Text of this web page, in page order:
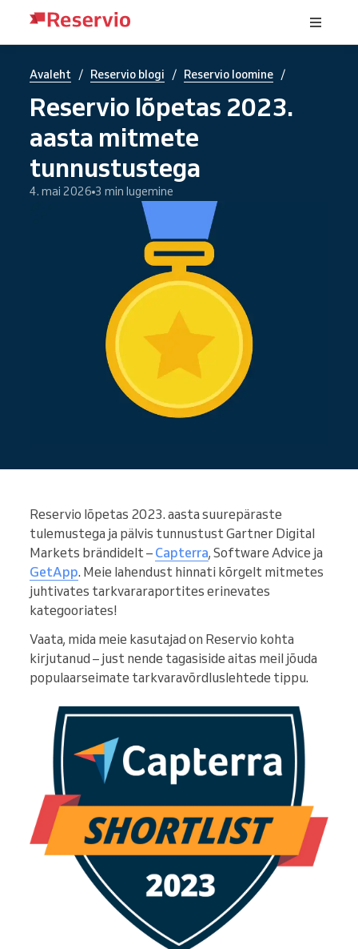
Avaleht / Reservio blogi / Reservio loomine /
Reservio lõpetas 2023.
aasta mitmete
tunnustustega
4. mai 2026 3 min lugemine
Reservio lõpetas 2023. aasta suurepäraste
tulemustega ja pälvis tunnustust Gartner Digital
Markets brändidelt – Capterra, Software Advice ja
GetApp. Meie lahendust hinnati kõrgelt mitmetes
juhtivates tarkvararaportites erinevates
kategooriates!
Vaata, mida meie kasutajad on Reservio kohta
kirjutanud – just nende tagasiside aitas meil jõuda
populaarseimate tarkvaravõrdluslehtede tippu.